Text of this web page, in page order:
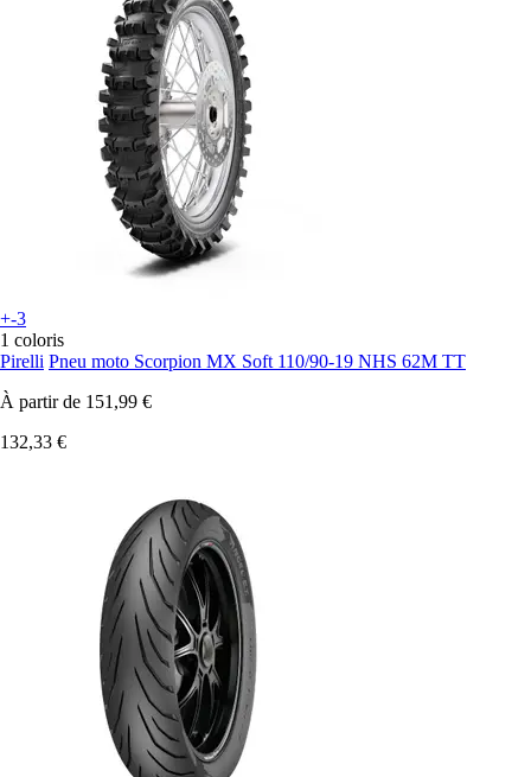
+-3
1 coloris
Pirelli Pneu moto Scorpion MX Soft 110/90-19 NHS 62M TT
À partir de 151,99 €
132,33 €